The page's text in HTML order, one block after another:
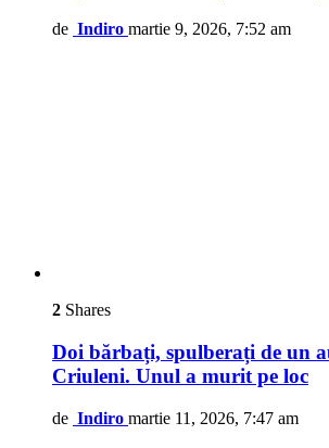
de Indiro martie 9, 2026, 7:52 am
2 Shares
Doi bărbați, spulberați de un
Criuleni. Unul a murit pe loc
de Indiro martie 11, 2026, 7:47 am